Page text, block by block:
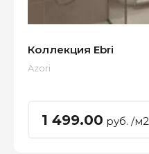
Коллекция Ebri
Azori
1 499.00 руб. /м2